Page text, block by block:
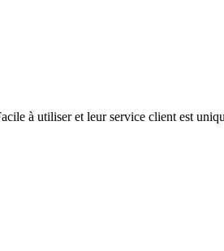
à utiliser et leur service client est